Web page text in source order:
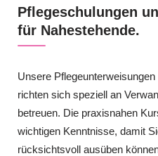
Pflegeschulungen
für Nahestehende.
Unsere
richten sich speziell an
betreuen. Die praxisnahen
wichtigen Kenntnisse, damit
rücksichtsvoll ausüben